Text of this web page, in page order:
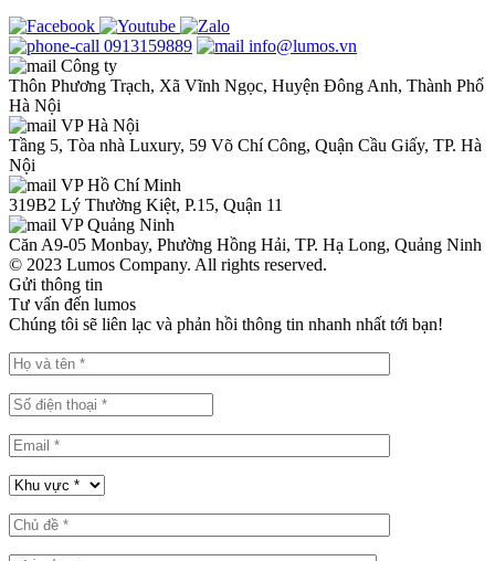
0913159889
info@lumos.vn
Công ty
Thôn Phương Trạch, Xã Vĩnh Ngọc, Huyện Đông Anh, Thành Phố
Hà Nội
VP Hà Nội
Tầng 5, Tòa nhà Luxury, 59 Võ Chí Công, Quận Cầu Giấy, TP. Hà
Nội
VP Hồ Chí Minh
319B2 Lý Thường Kiệt, P.15, Quận 11
VP Quảng Ninh
Căn A9-05 Monbay, Phường Hồng Hải, TP. Hạ Long, Quảng Ninh
© 2023 Lumos Company. All rights reserved.
Gửi thông tin
Tư vấn đến lumos
Chúng tôi sẽ liên lạc và phản hồi thông tin nhanh nhất tới bạn!